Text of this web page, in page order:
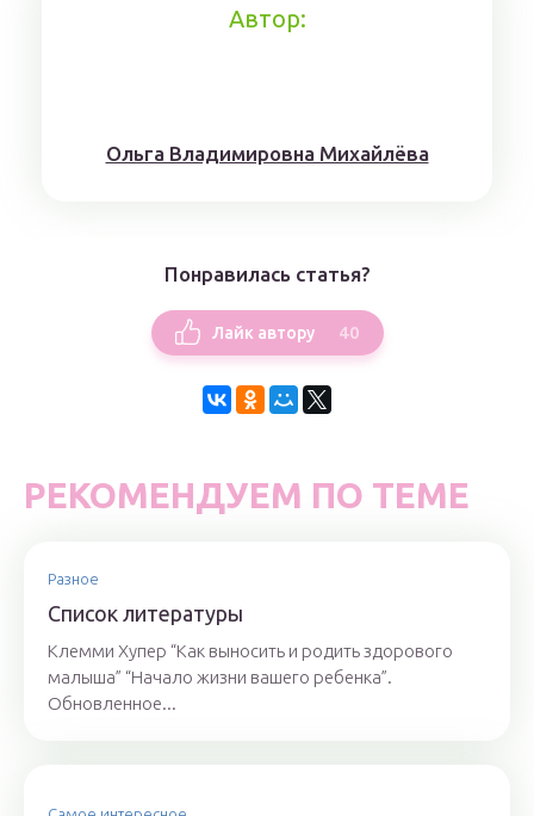
Автор:
Ольга Владимировна Михайлёва
Понравилась статья?
Лайк автору 40
РЕКОМЕНДУЕМ ПО ТЕМЕ
Разное
Список литературы
Клемми Хупер “Как выносить и родить здорового
малыша” “Начало жизни вашего ребенка”.
Обновленное...